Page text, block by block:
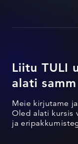
Liitu TULI
alati
Meie kirjutame
Oled alati kursis
ja